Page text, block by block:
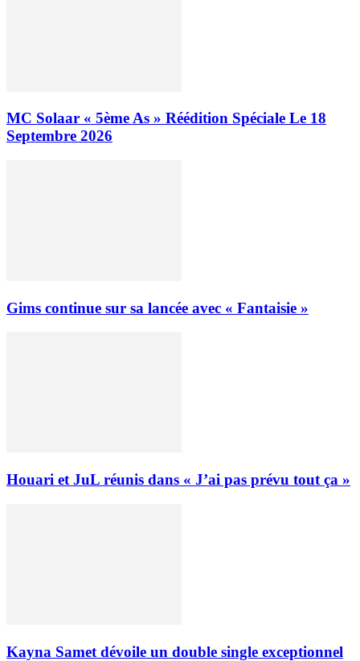
MC Solaar « 5ème As » Réédition Spéciale Le 18
Septembre 2026
Gims continue sur sa lancée avec « Fantaisie »
Houari et JuL réunis dans « J’ai pas prévu tout ça »
Kayna Samet dévoile un double single exceptionnel